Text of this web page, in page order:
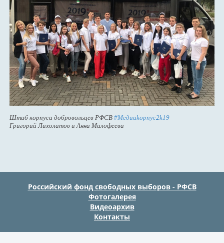
Штаб корпуса добровольцев РФСВ #Медиаkорпус2k19
Григорий Лихолатов и Анна Малофеева
Российский фонд свободных выборов - РФСВ
Фотогалерея
Видеоархив
Контакты